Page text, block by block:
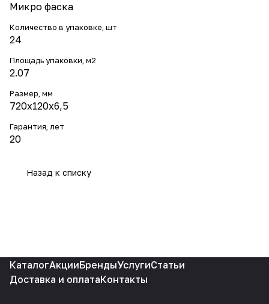
Микро фаска
Количество в упаковке, шт
24
Площадь упаковки, м2
2.07
Размер, мм
720х120х6,5
Гарантия, лет
20
Назад к списку
КаталогАкцииБрендыУслугиСтатьи
Доставка и оплатаКонтакты